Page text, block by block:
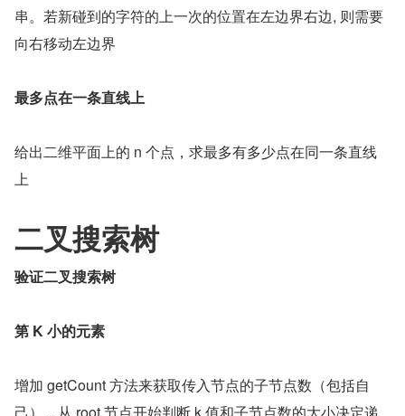
串。若新碰到的字符的上一次的位置在左边界右边, 则需要
向右移动左边界
最多点在一条直线上
给出二维平面上的 n 个点，求最多有多少点在同一条直线
上
二叉搜索树
验证二叉搜索树
第 K 小的元素
增加 getCount 方法来获取传入节点的子节点数（包括自